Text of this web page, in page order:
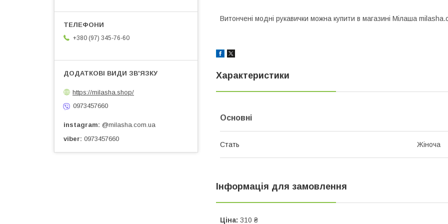
Витончені модні рукавички можна купити в магазині Мілаша
Характеристики
Основні
Стать Жіноча
Інформація для замовлення
Ціна: 310 ₴
+380 (97) 345-76-60
https://milasha.shop/
0973457660
instagram @milasha.com.ua
viber 0973457660